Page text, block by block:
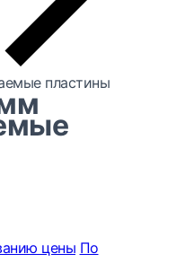
пластины
цены По